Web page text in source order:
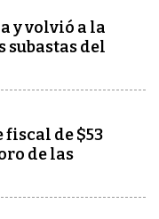
y volvió a la
subastas del
de $53
de las